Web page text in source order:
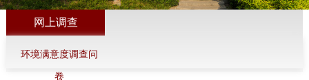
网上调查
环境满意度调查问
卷